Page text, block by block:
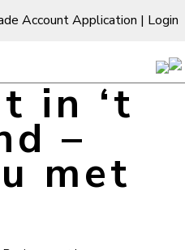
Account Application | Login
in ‘t
–
met